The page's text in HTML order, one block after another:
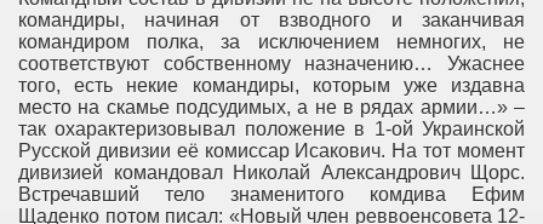
командиры, начиная от взводного и заканчивая
командиром полка, за исключением немногих, не
соответствуют собственному назначению… Ужаснее
того, есть некие командиры, которым уже издавна
место на скамье подсудимых, а не в рядах армии…» –
так охарактеризовывал положение в 1-ой Украинской
Русской дивизии её комиссар Исакович. На тот момент
дивизией командовал Николай Александрович Щорс.
Встречавший тело знаменитого комдива Ефим
Щаденко потом писал: «Новый член реввоенсовета 12-